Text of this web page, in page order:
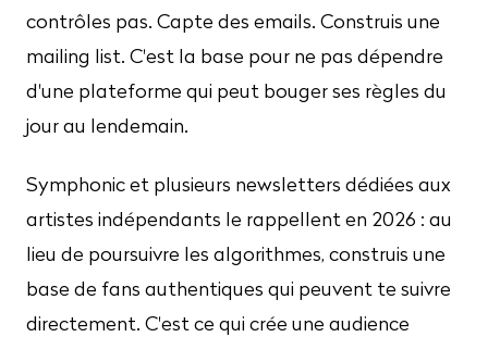
contrôles pas. Capte des emails. Construis une
mailing list. C'est la base pour ne pas dépendre
d'une plateforme qui peut bouger ses règles du
jour au lendemain.
Symphonic et plusieurs newsletters dédiées aux
artistes indépendants le rappellent en 2026 : au
lieu de poursuivre les algorithmes, construis une
base de fans authentiques qui peuvent te suivre
directement. C'est ce qui crée une audience